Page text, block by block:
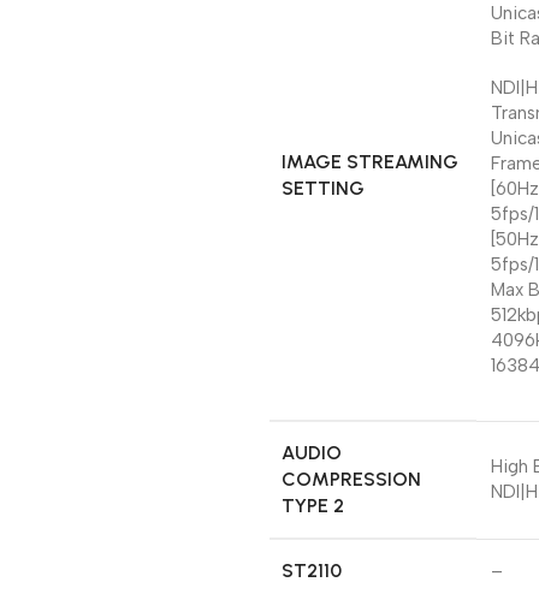
IMAGE STREAMING
SETTING
Bit
5fps/
5fps/
Max
AUDIO
COMPRESSION
TYPE 2
High
ST2110 –